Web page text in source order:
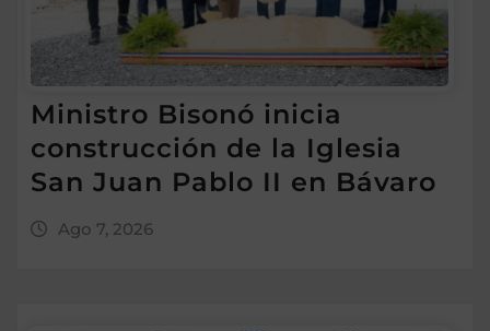
Ministro Bisonó inicia
construcción de la Iglesia
San Juan Pablo II en Bávaro
Ago 7, 2026